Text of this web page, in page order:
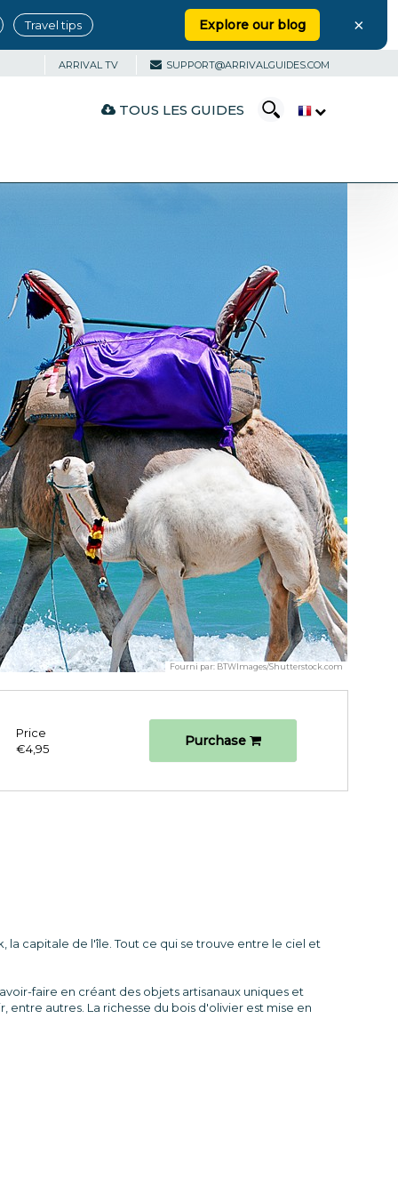
Travel tips Explore our blog ×
ARRIVAL TV SUPPORT@ARRIVALGUIDES.COM
TOUS LES GUIDES
Fourni par: BTWImages/Shutterstock.com
Price
€4,95
Purchase
la capitale de l'île. Tout ce qui se trouve entre le ciel et
faire en créant des objets artisanaux uniques et
entre autres. La richesse du bois d'olivier est mise en